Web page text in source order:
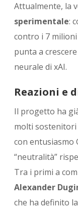
Attualmente, la
sperimentale:
contro i 7
punta a
neurale di xAI.
Reazioni e
Il progetto ha
molti sostenitori
con entusiasmo
“neutralità”
Tra i primi a
Alexander
che ha definito